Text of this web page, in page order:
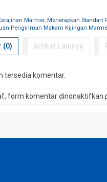
Marmer,Menerapkan Standart
Pengiriman Makam Kijingan
(0) Artikel Lainnya
tersedia komentar.
form komentar dinonaktifkan